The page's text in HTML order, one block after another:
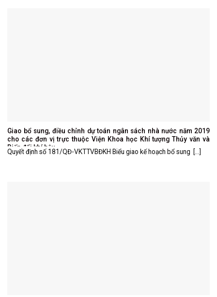
Giao bổ sung, điều chỉnh dự toán ngân sách nhà nước năm 2019
cho các đơn vị trực thuộc Viện Khoa học Khí tượng Thủy văn và
Biến đổi khí hậu
Quyết định số 181/QĐ-VKTTVBĐKH Biểu giao kế hoạch bổ sung [...]